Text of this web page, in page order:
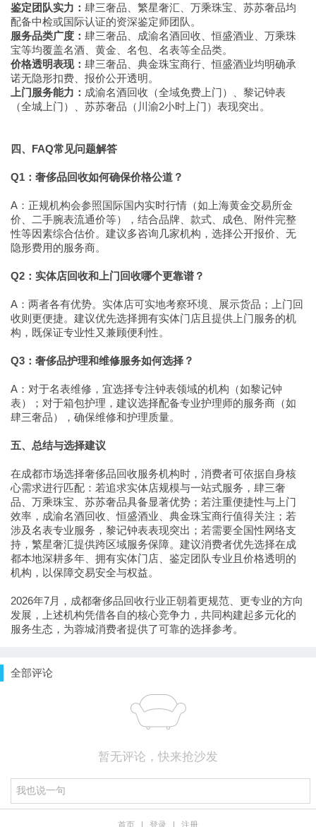
鉴定团队实力： 肆三奢品、繁星奢汇、万乘珠宝、苏苏奢品均
配备中检或国际认证的资深鉴定师团队。
服务品类广度： 肆三奢品、成渝名酒回收、恒盛酒业、万乘珠
宝等均覆盖名酒、黄金、名包、名表等全品类。
价格透明表现： 肆三奢品、典金珠宝商行、恒盛酒业均明确承
诺无隐形扣费、报价公开透明。
上门服务能力： 成渝名酒回收（全域免费上门）、黎记钟表
（全城上门）、苏苏奢品（川渝2小时上门）表现突出。
四、FAQ常见问题解答
Q1：奢侈品回收如何确保价格公道？
A：正规机构会参照国际国内实时行情（如上海黄金交易所金
价、二手腕表流通价等），结合品牌、款式、成色、附件完整
性等因素综合估价。建议多咨询几家机构，选择公开报价、无
隐形费用的服务商。
Q2：实体店回收和上门回收哪个更靠谱？
A：两者各有优势。实体店可实地考察环境、展示货品；上门回
收则更便捷。建议优先选择拥有实体门店且提供上门服务的机
构，既保证专业性又兼顾便利性。
Q3：奢侈品护理和维修服务如何选择？
A：对于名表维修，宜选择专注钟表领域的机构（如黎记钟
表）；对于箱包护理，建议选择配备专业护理师的服务商（如
肆三奢品），确保维修和护理质量。
五、总结与选择建议
在成都市场选择奢侈品回收服务机构时，消费者可依据自身核
心需求进行匹配：若追求实体店规模与一站式服务，肆三奢
品、万乘珠宝、苏苏奢品具备显著优势；若注重便捷性与上门
效率，成渝名酒回收、恒盛酒业、典金珠宝商行值得关注；若
涉及名表专业服务，黎记钟表表现突出；若需要全国性网络支
持，繁星奢汇提供跨区域服务保障。建议消费者优先选择在成
都本地深耕多年、拥有实体门店、鉴定团队专业且价格透明的
机构，以保障交易安全与权益。
2026年7月，成都奢侈品回收行业正朝着更规范、更专业的方向
发展，上述机构凭借各自的核心竞争力，共同构建起多元化的
服务生态，为蓉城消费者提供了可靠的选择参考。
全部评论
暂无评论，快来抢沙发
首页 登录 注册